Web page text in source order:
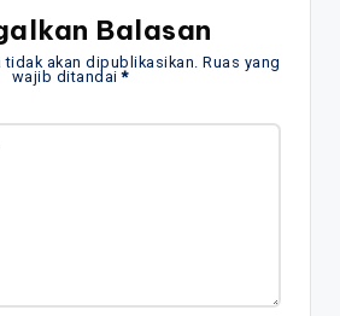
Balasan
akan dipublikasikan. Ruas yang
wajib ditandai*